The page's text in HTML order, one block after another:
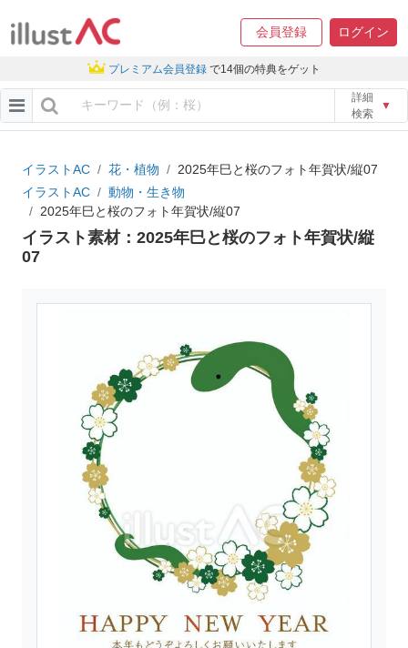
会員登録 ログイン
プレミアム会員登録 で14個の特典をゲット
詳細
検索
▼
イラストAC 花・植物
2025年巳と桜のフォト年賀状/縦07
イラストAC
動物・生き物
2025年巳と桜のフォト年賀状/縦07
イラスト素材：2025年巳と桜のフォト年賀状/縦
07